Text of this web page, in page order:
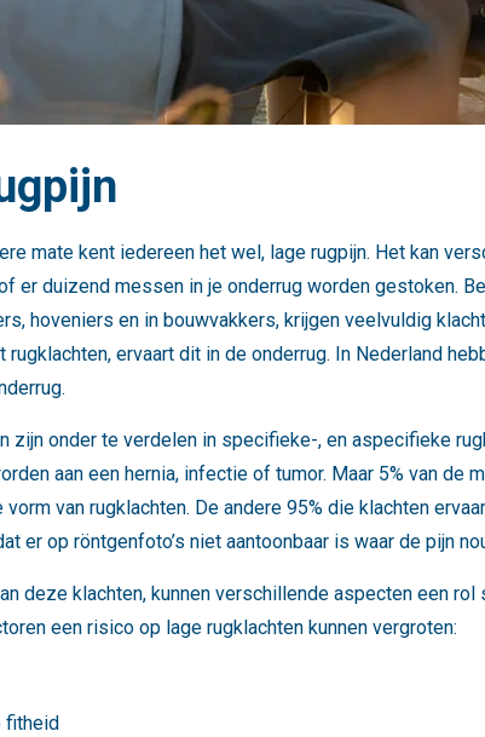
mate kent iedereen het wel, lage rugpijn. Het kan
er duizend messen in je onderrug worden gestoken.
hoveniers en in bouwvakkers, krijgen veelvuldig
rugklachten, ervaart dit in de onderrug. In Nederland
zijn onder te verdelen in specifieke-, en aspecifieke
aan een hernia, infectie of tumor. Maar 5% van de
van rugklachten. De andere 95% die klachten
er op röntgenfoto’s niet aantoonbaar is waar de pijn
deze klachten, kunnen verschillende aspecten een
een risico op lage rugklachten kunnen vergroten:
fitheid